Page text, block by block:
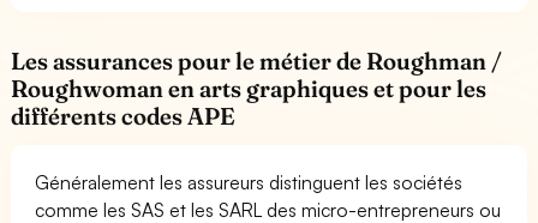
Les assurances pour le métier de Roughman /
Roughwoman en arts graphiques et pour les
différents codes APE
Généralement les assureurs distinguent les sociétés
comme les SAS et les SARL des micro-entrepreneurs ou